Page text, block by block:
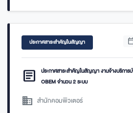
ประกาศสาระสำคัญในสัญญา
article
ประกาศสาระสำคัญในสัญญา งานจ้างบริการบ
OBEM จำนวน 2 ระบบ
domain สำนักคอมพิวเตอร์